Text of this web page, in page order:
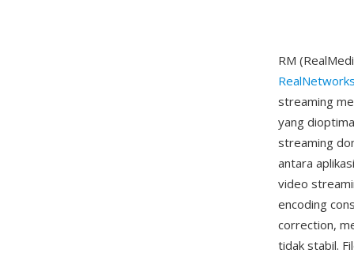
RM
RealNetworks
streaming
yang
streaming
antara
video
encoding
correction,
tidak stabil.